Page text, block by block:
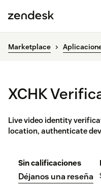
Marketplace
XCHK
Live video identity
location, authenticate
Sin calificaciones
Déjanos una reseña